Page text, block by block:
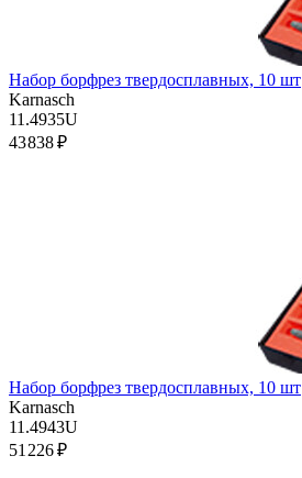
Набор борфрез твердосплавных, 10 шт
Karnasch
11.4935U
43 838 ₽
Набор борфрез твердосплавных, 10 шт
Karnasch
11.4943U
51 226 ₽